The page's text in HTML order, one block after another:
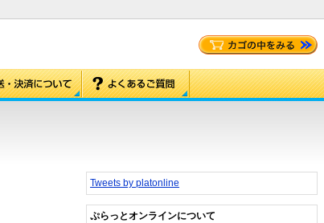
Tweets by platonline
ぷらっとオンラインについて